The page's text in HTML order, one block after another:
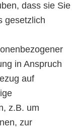
dass sie Sie
gesetzlich
in Anspruch
auf
z.B. um
zur